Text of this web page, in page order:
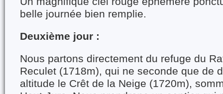
belle journée bien remplie.
Deuxième jour :
Nous partons directement du refuge du
Reculet (1718m), qui ne seconde que de
altitude le Crêt de la Neige (1720m),